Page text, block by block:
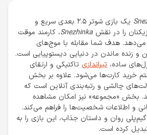
یک بازی شوتر ۲.۵ بعدی سریع و
را در نقش Snezhinka، کارمند موقت
هدف شما مقابله با موج‌های
و زنده ماندن در دنیایی دیستوپیایی است.
ساده، تیراندازی تاکتیکی و ارتقای
خرید کارت‌ها می‌شود. علاوه بر بخش
چالشی و رتبه‌بندی آنلاین است که
بخش «مجموعه» نیز امکان مشاهده
و اطلاعات شخصیت‌ها را فراهم می‌کند.
روان و داستان جذاب، این بازی را به
کرده است.